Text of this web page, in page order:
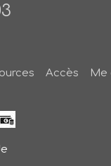
Accès